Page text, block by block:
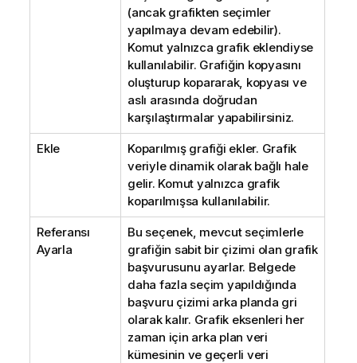
(ancak grafikten seçimler
yapılmaya devam edebilir).
Komut yalnızca grafik eklendiyse
kullanılabilir. Grafiğin kopyasını
oluşturup kopararak, kopyası ve
aslı arasında doğrudan
karşılaştırmalar yapabilirsiniz.
Ekle
Koparılmış grafiği ekler. Grafik
veriyle dinamik olarak bağlı hale
gelir. Komut yalnızca grafik
koparılmışsa kullanılabilir.
Referansı
Ayarla
Bu seçenek, mevcut seçimlerle
grafiğin sabit bir çizimi olan grafik
başvurusunu ayarlar. Belgede
daha fazla seçim yapıldığında
başvuru çizimi arka planda gri
olarak kalır. Grafik eksenleri her
zaman için arka plan veri
kümesinin ve geçerli veri